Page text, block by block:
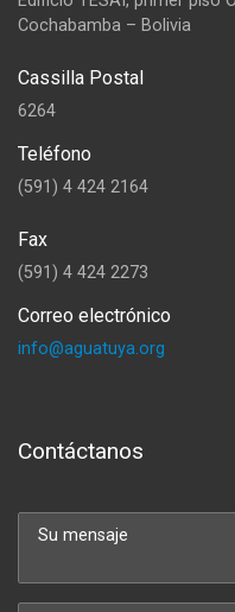
Cochabamba – Bolivia
Cassilla Postal
6264
Teléfono
(591) 4 424 2164
Fax
(591) 4 424 2273
Correo electrónico
info@aguatuya.org
Contáctanos